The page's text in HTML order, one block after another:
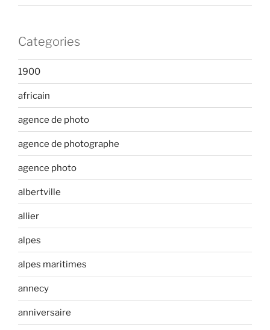
Categories
1900
africain
agence de photo
agence de photographe
agence photo
albertville
allier
alpes
alpes maritimes
annecy
anniversaire